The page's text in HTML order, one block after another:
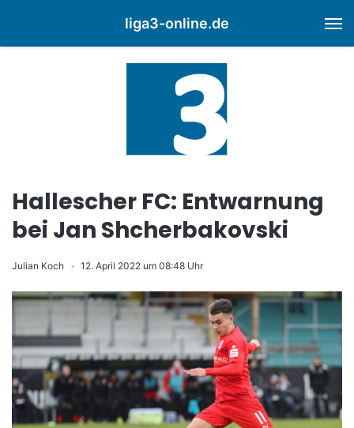
liga3-online.de
Hallescher FC: Entwarnung
bei Jan Shcherbakovski
Julian Koch 12. April 2022 um 08:48 Uhr